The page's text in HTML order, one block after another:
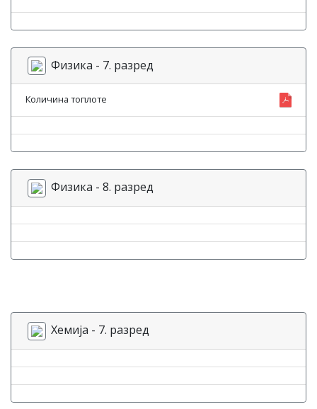
Физика - 7. разред
Количина топлоте
Физика - 8. разред
Хемија - 7. разред